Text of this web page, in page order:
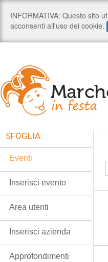
SFOGLIA:
Eventi
Inserisci evento
Area utenti
Inserisci azienda
Approfondimenti